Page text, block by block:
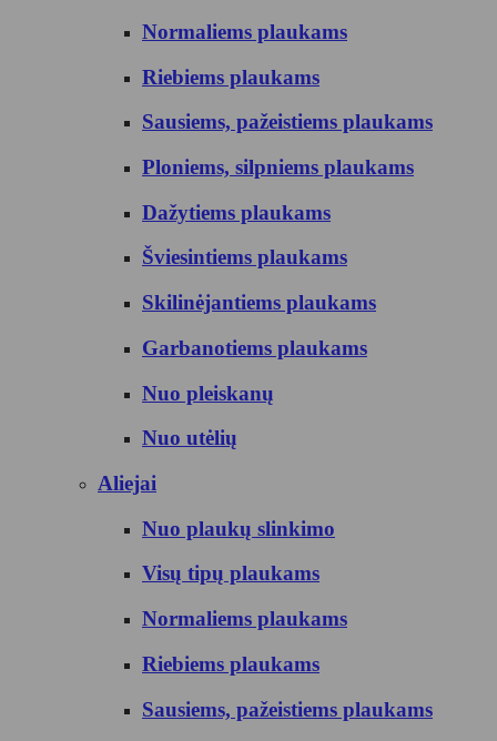
Normaliems plaukams
Riebiems plaukams
Sausiems, pažeistiems plaukams
Ploniems, silpniems plaukams
Dažytiems plaukams
Šviesintiems plaukams
Skilinėjantiems plaukams
Garbanotiems plaukams
Nuo pleiskanų
Nuo utėlių
Aliejai
Nuo plaukų slinkimo
Visų tipų plaukams
Normaliems plaukams
Riebiems plaukams
Sausiems, pažeistiems plaukams